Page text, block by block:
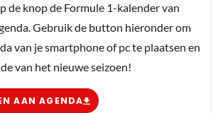
de knop de Formule 1-kalender van
Gebruik de button hieronder om
van je smartphone of pc te plaatsen en
van het nieuwe seizoen!
AAN AGENDA